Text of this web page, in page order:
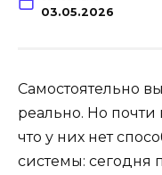
03.05.2026
Самостоятельно
реально. Но почти
что у них нет
системы: сегодня